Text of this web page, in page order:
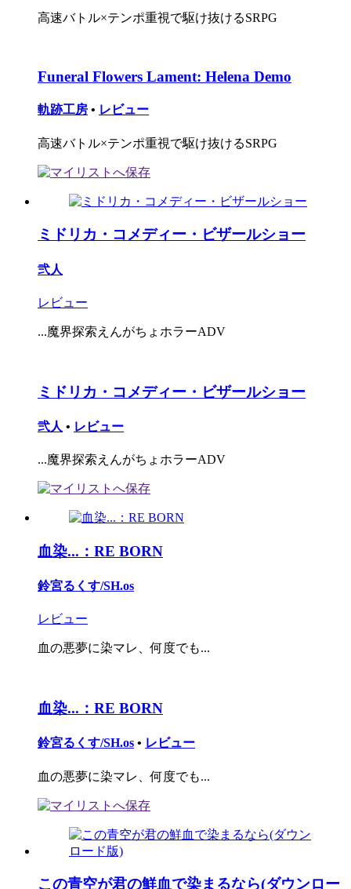
高速バトル×テンポ重視で駆け抜けるSRPG
Funeral Flowers Lament: Helena Demo
軌跡工房 • レビュー
高速バトル×テンポ重視で駆け抜けるSRPG
ミドリカ・コメディー・ビザールショー
弐人
レビュー
...魔界探索えんがちょホラーADV
ミドリカ・コメディー・ビザールショー
弐人 • レビュー
...魔界探索えんがちょホラーADV
血染...：RE BORN
鈴宮るくす/SH.os
レビュー
血の悪夢に染マレ、何度でも...
血染...：RE BORN
鈴宮るくす/SH.os • レビュー
血の悪夢に染マレ、何度でも...
この青空が君の鮮血で染まるなら(ダウンロー